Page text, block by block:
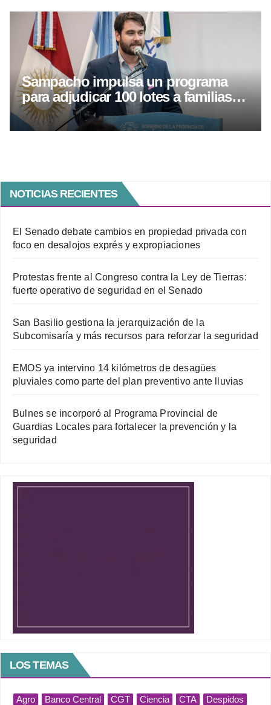
Sampacho impulsa un programa
para adjudicar 100 lotes a familias
de la localidad
NOTICIAS RECIENTES
El Senado debate cambios en propiedad privada con
foco en desalojos exprés y expropiaciones
Protestas frente al Congreso contra la Ley de Tierras:
fuerte operativo de seguridad en el Senado
San Basilio gestiona la jerarquización de la
Subcomisaría y más recursos para reforzar la seguridad
EMOS ya intervino 14 kilómetros de desagües
pluviales como parte del plan preventivo ante lluvias
Bulnes se incorporó al Programa Provincial de
Guardias Locales para fortalecer la prevención y la
seguridad
LOS TEMAS
Agro Banco Central CGT Ciencia CTA
Despidos